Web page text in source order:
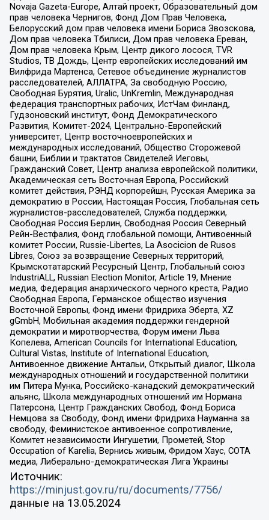
Novaja Gazeta-Europe, Алтай проект, Образовательный дом
прав человека Чернигов, Фонд Дом Прав Человека,
Белорусский дом прав человека имени Бориса Звозскова,
Дом прав человека Тбилиси, Дом прав человека Ереван,
Дом прав человека Крым, Центр дикого лосося, TVR
Studios, ТВ Дождь, Центр европейских исследований им
Вилфрида Мартенса, Сетевое объединение журналистов
расследователей, АЛЛАТРА, За свободную Россию,
Свободная Бурятия, Uralic, UnKremlin, Международная
федерация транспортных рабочих, ИстЧам Финланд,
Гудзоновский институт, Фонд Демократического
Развития, Комитет-2024, Центрально-Европейский
университет, Центр восточноевропейских и
международных исследований, Общество Сторожевой
башни, Библии и трактатов Свидетелей Иеговы,
Гражданский Совет, Центр анализа европейской политики,
Академическая сеть Восточная Европа, Российский
комитет действия, РЭНД корпорейшн, Русская Америка за
демократию в России, Настоящая Россия, Глобальная сеть
журналистов-расследователей, Служба поддержки,
Свободная Россия Берлин, Свободная Россия Северный
Рейн-Вестфалия, Фонд глобальной помощи, Антивоенный
комитет России, Russie-Libertes, La Asocicion de Rusos
Libres, Союз за возвращение Северных территорий,
Крымскотатарский Ресурсный Центр, Глобальный союз
IndustriALL, Russian Election Monitor, Article 19, Мнение
медиа, Федерация анархического черного креста, Радио
Свободная Европа, Германское общество изучения
Восточной Европы, Фонд имени Фридриха Эберта, XZ
gGmbH, Мобильная академия поддержки гендерной
демократии и миротворчества, Форум имени Льва
Копелева, American Councils for International Education,
Cultural Vistas, Institute of International Education,
Антивоенное движение Антальи, Открытый диалог, Школа
международных отношений и государственной политики
им Питера Мунка, Российско-канадский демократический
альянс, Школа международных отношений им Нормана
Патерсона, Центр Гражданских Свобод, Фонд Бориса
Немцова за Свободу, Фонд имени Фридриха Науманна за
свободу, Феминистское антивоенное сопротивление,
Комитет независимости Ингушетии, Прометей, Stop
Occupation of Karelia, Вернись живым, Фридом Хаус, СОТА
медиа, Либерально-демократическая Лига Украины
Источник:
https://minjust.gov.ru/ru/documents/7756/
данные на 13.05.2024